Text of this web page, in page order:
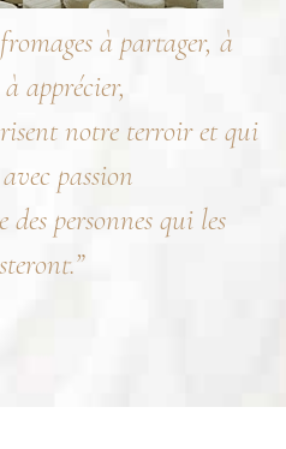
à partager, à
apprécier,
notre terroir et qui
passion
personnes qui les